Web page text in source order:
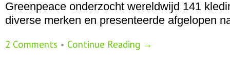
Greenpeace onderzocht wereldwijd 141
diverse merken en presenteerde afgelopen
2 Comments • Continue Reading →